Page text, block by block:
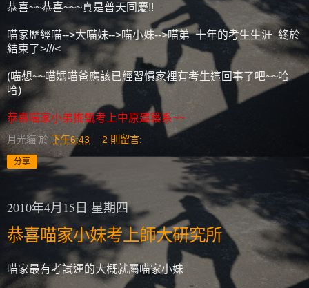
恭喜~~恭喜~~~真是普天同慶!!
喵家歷經喵-->大喵妹-->喵小妹-->喵弟 十年的考生生涯 終於
結束了>///<
(喵想~~喵媽喵爸應該已經習慣家裡有考生這回事了吧~~哈
哈)
恭喜喵家小弟推甄考上中原建築系~~
月光貓 於 下午6:43 2 則留言:
分享
2010年4月15日 星期四
恭喜喵家小妹考上師大研究所
喵家最有考試運的大概就屬喵家小妹